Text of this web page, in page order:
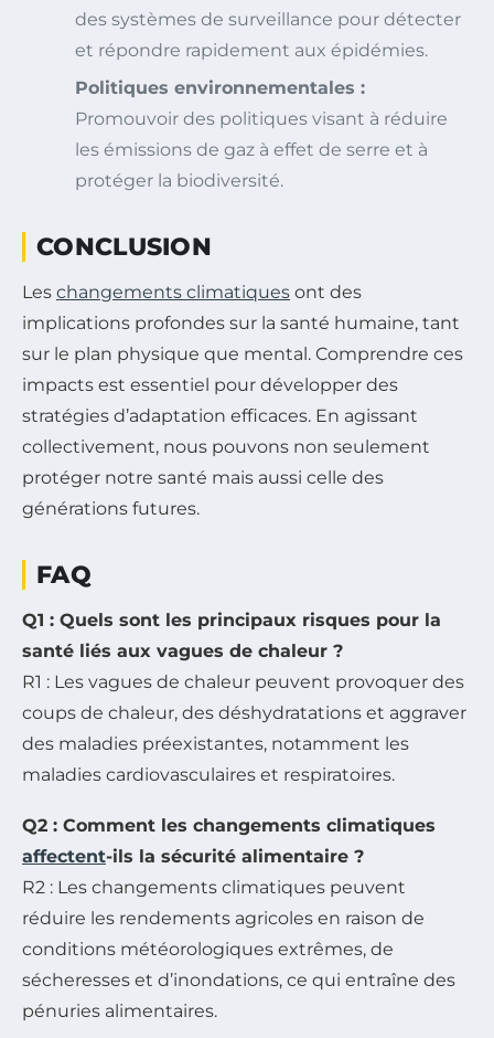
des systèmes de surveillance pour détecter
et répondre rapidement aux épidémies.
Politiques environnementales :
Promouvoir des politiques visant à réduire
les émissions de gaz à effet de serre et à
protéger la biodiversité.
CONCLUSION
Les changements climatiques ont des
implications profondes sur la santé humaine, tant
sur le plan physique que mental. Comprendre ces
impacts est essentiel pour développer des
stratégies d’adaptation efficaces. En agissant
collectivement, nous pouvons non seulement
protéger notre santé mais aussi celle des
générations futures.
FAQ
Q1 : Quels sont les principaux risques pour la
santé liés aux vagues de chaleur ?
R1 : Les vagues de chaleur peuvent provoquer des
coups de chaleur, des déshydratations et aggraver
des maladies préexistantes, notamment les
maladies cardiovasculaires et respiratoires.
Q2 : Comment les changements climatiques
affectent-ils la sécurité alimentaire ?
R2 : Les changements climatiques peuvent
réduire les rendements agricoles en raison de
conditions météorologiques extrêmes, de
sécheresses et d’inondations, ce qui entraîne des
pénuries alimentaires.